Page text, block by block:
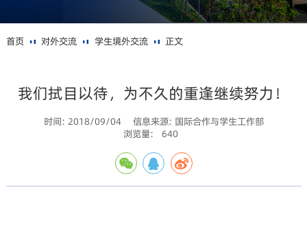
首页 对外交流 学生境外交流 正文
我们拭目以待，为不久的重逢继续努力！
时间: 2018/09/04
信息来源: 国际合作与学生工作部
浏览量:
640